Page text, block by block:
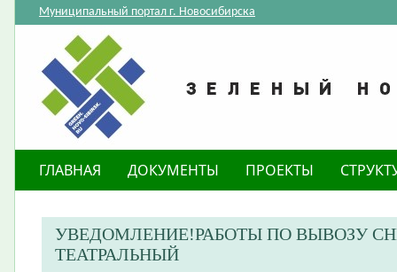
Муниципальный портал г. Новосибирска
ГЛАВНАЯ ДОКУМЕНТЫ ПРОЕКТЫ
УВЕДОМЛЕНИЕ!РАБОТЫ ПО ВЫВОЗУ
ТЕАТРАЛЬНЫЙ